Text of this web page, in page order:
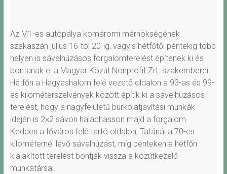
Az M1-es autópálya komáromi mérnökségének
szakaszán július 16-tól 20-ig, vagyis hétfőtől péntekig több
helyen is sávelhúzásos forgalomterelést építenek ki és
bontanak el a Magyar Közút Nonprofit Zrt. szakemberei.
Hétfőn a Hegyeshalom felé vezető oldalon a 93-as és 99-
es kilométerszelvények között építik ki a sávelhúzásos
terelést, hogy a nagyfelületű burkolatjavítási munkák
idején is 2×2 sávon haladhasson majd a forgalom.
Kedden a főváros felé tartó oldalon, Tatánál a 70-es
kilométernél lévő sávelhúzást, míg pénteken a hétfőn
kialakított terelést bontják vissza a közútkezelő
munkatársai.